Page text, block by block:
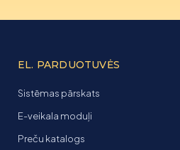
EL. PARDUOTUVĖS
Sistēmas pārskats
E-veikala moduļi
Preču katalogs